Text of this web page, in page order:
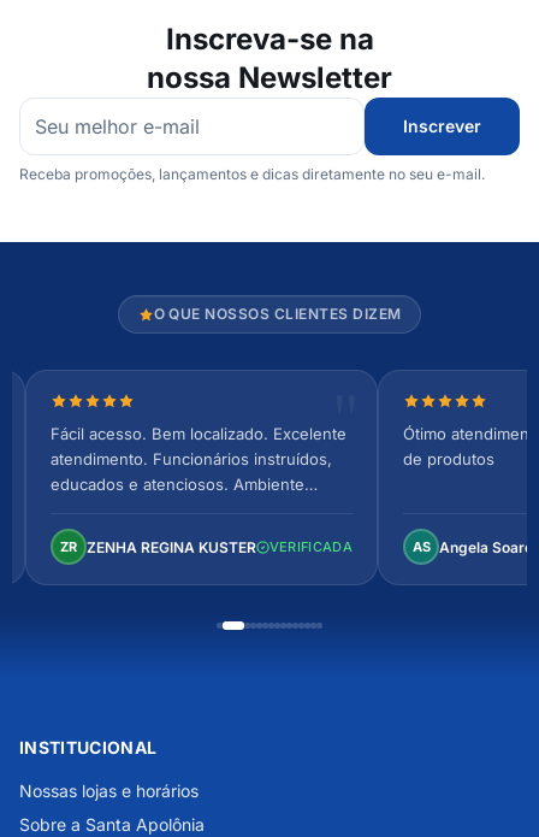
Inscreva-se na
nossa Newsletter
Inscrever
Receba promoções, lançamentos e dicas diretamente no seu e-mail.
O QUE NOSSOS CLIENTES DIZEM
Nota 5 de 5 estrelas
Fácil acesso. Bem localizado. Excelente
atendimento. Funcionários instruídos,
educados e atenciosos. Ambiente
Perfeito!
ZR ZENHA REGINA KUSTER VERIFICADA
Nota 5 de 5
Ótimo
de produtos
AS Angela
INSTITUCIONAL
Nossas lojas e horários
Sobre a Santa Apolônia